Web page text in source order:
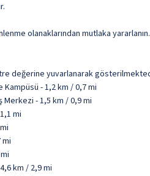
olanaklarından mutlaka
değerine yuvarlanarak
- 1,2 km / 0,7 mi
Merkezi - 1,5 km / 0,9 mi
mi
mi
km / 2,9 mi